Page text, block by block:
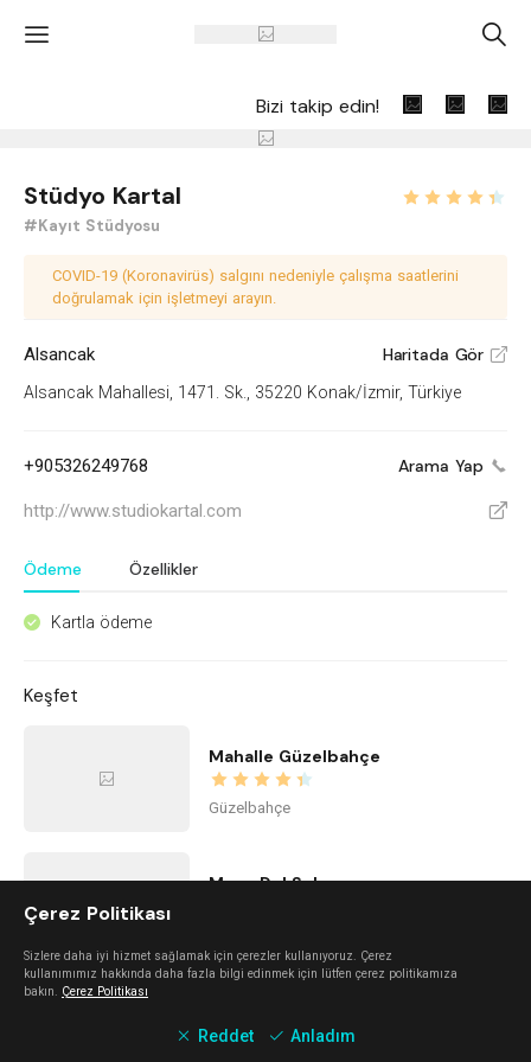
' A
Bizi takip edin!
Stüdyo Kartal
#Kayıt Stüdyosu
COVID-19 (Koronavirüs) salgını nedeniyle çalışma saatlerini
doğrulamak için işletmeyi arayın.
Alsancak Haritada Gör V
Alsancak Mahallesi, 1471. Sk., 35220 Konak/İzmir, Türkiye
+905326249768 Arama Yap
http://www.studiokartal.com V
Ödeme Özellikler
^ Kartla ödeme
Keşfet
Mahalle Güzelbahçe
Güzelbahçe
Mano Del Sol
Çerez Politikası
Sizlere daha iyi hizmet sağlamak için çerezler kullanıyoruz. Çerez
kullanımımız hakkında daha fazla bilgi edinmek için lütfen çerez politikamıza
bakın. Çerez Politikası
Reddet Anladım